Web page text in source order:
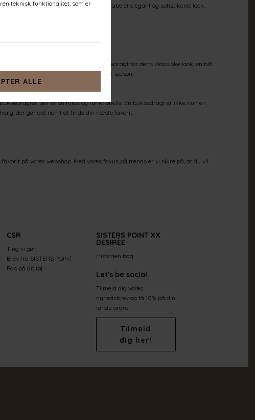
vores buksedragter kan du nemt skabe et elegant og sofistikeret look,
Uanset om du vælger en sort buksedragt for dens klassiske look, en blå
i et stykke tøj, der vil holde sæson efter sæson.
der er stilfulde og funktionelle. En buksedragt er ikke kun en
der gør det nemt at finde din næste favorit.
på vores webshop. Med vores fokus på trends er vi sikre på, at du vil
CSR
Ting vi gør
Brev fra SISTERS POINT
Pas på dit tøj
SISTERS POINT XX
DESIRÈE
Historien bag
Let's be social
Tilmeld dig vores
nyhedsbrev og få 10% på din
første ordre!
Tilmeld
dig her!